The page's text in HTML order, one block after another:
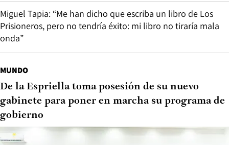
Miguel Tapia: “Me han dicho que escriba un libro de Los
Prisioneros, pero no tendría éxito: mi libro no tiraría mala
onda”
MUNDO
De la Espriella toma posesión de su nuevo
gabinete para poner en marcha su programa de
gobierno